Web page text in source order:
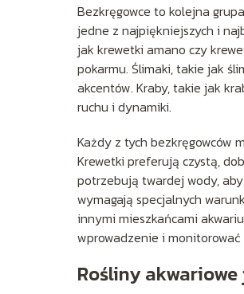
Bezkręgowce to kolejna
jedne z najpiękniejszych i
jak krewetki amano czy
pokarmu. Ślimaki, takie jak
akcentów. Kraby, takie jak
ruchu i dynamiki.
Każdy z tych bezkręgowców
Krewetki preferują czystą,
potrzebują twardej wody,
wymagają specjalnych
innymi mieszkańcami
wprowadzenie i
Rośliny